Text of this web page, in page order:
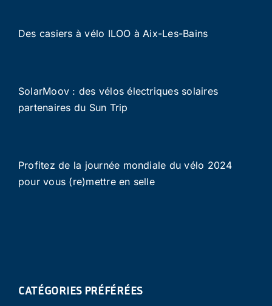
Des casiers à vélo ILOO à Aix-Les-Bains
SolarMoov : des vélos électriques solaires
partenaires du Sun Trip
Profitez de la journée mondiale du vélo 2024
pour vous (re)mettre en selle
CATÉGORIES PRÉFÉRÉES